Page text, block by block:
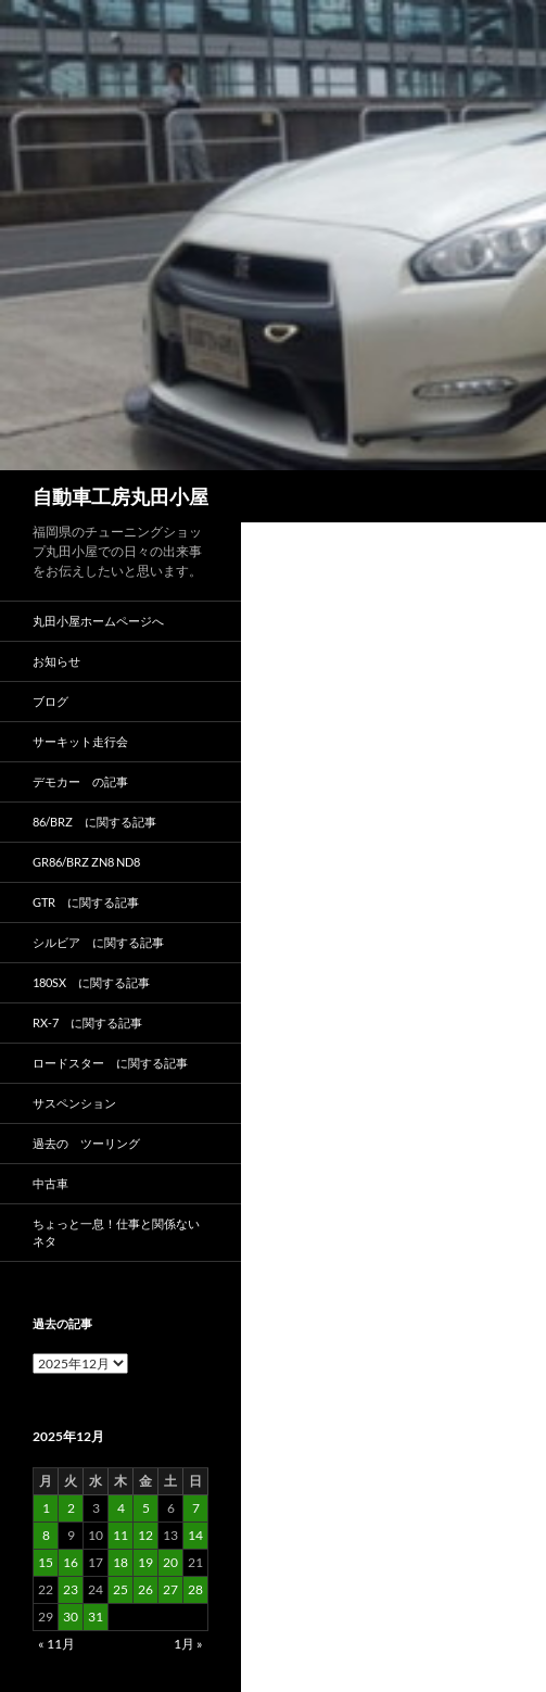
コ
テ
ツ
へ
キ
ッ
自動車工房丸田小屋
福岡県のチューニングショッ
プ丸田小屋での日々の出来事
をお伝えしたいと思います。
丸田小屋ホームページへ
お知らせ
ブログ
サーキット走行会
デモカー の記事
86/BRZ に関する記事
GR86/BRZ ZN8 ND8
GTR に関する記事
シルビア に関する記事
180SX に関する記事
RX-7 に関する記事
ロードスター に関する記事
サスペンション
過去の ツーリング
中古車
ちょっと一息！仕事と関係ない
ネタ
過去の記事
過
事
2025年12月
月 火 水 木 金 土
日
1
2 3 4 5 6
7
8
9 10 11 12 13
14
15
16 17 18 19 20 21
22 23 24 25 26 27 28
29
30
31
« 11月
1月 »